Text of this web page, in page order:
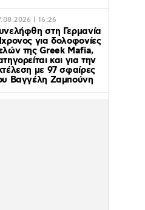
| 16:26
στη Γερμανία
για δολοφονίες
της Greek Mafia,
και για την
με 97 σφαίρες
Βαγγέλη Ζαμπούνη